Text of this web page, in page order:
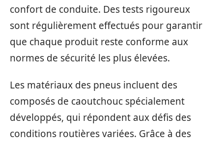
confort de conduite. Des tests rigoureux
sont régulièrement effectués pour garantir
que chaque produit reste conforme aux
normes de sécurité les plus élevées.
Les matériaux des pneus incluent des
composés de caoutchouc spécialement
développés, qui répondent aux défis des
conditions routières variées. Grâce à des